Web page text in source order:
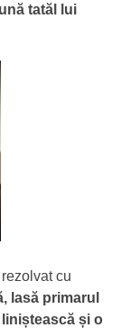
tatăl lui
cu
lasă primarul
și o